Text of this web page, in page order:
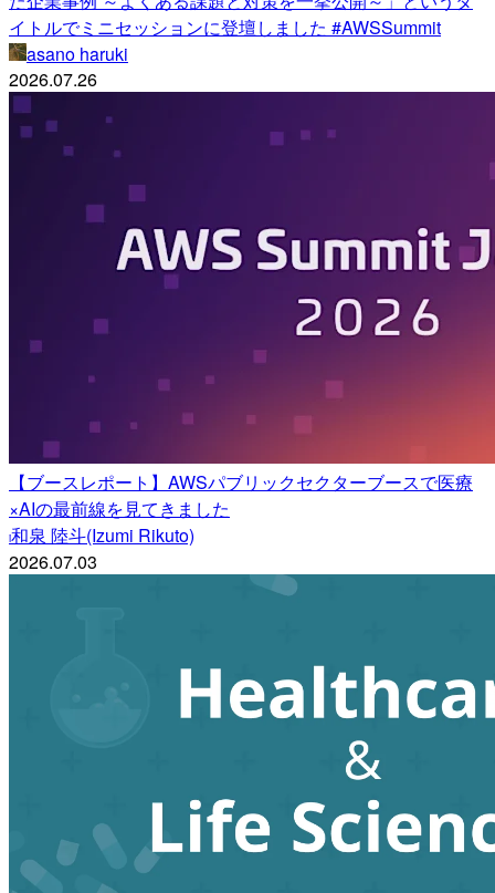
イトルでミニセッションに登壇しました #AWSSummit
asano haruki
2026.07.26
【ブースレポート】AWSパブリックセクターブースで医療
×AIの最前線を見てきました
i和泉 陸斗(Izumi Rikuto)
2026.07.03